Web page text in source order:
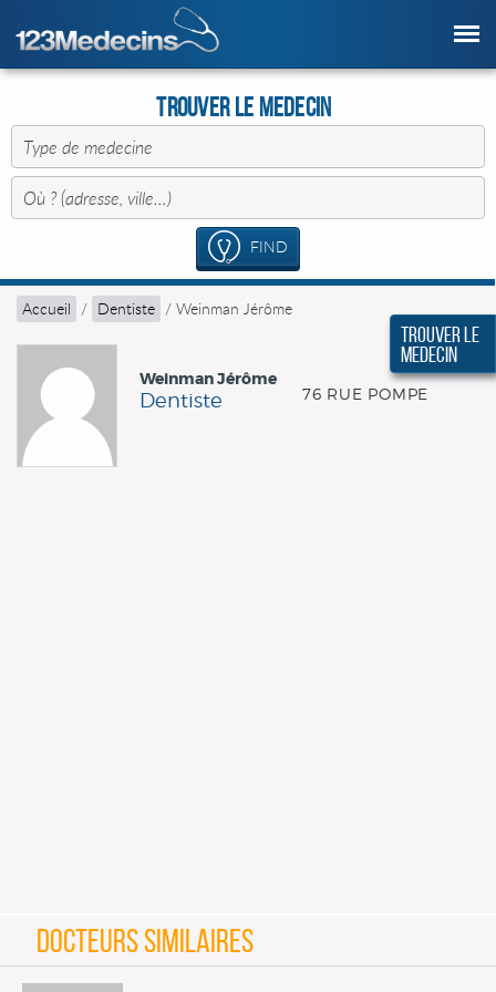
Trouver le Medecin
FIND
Accueil / Dentiste / Weinman Jérôme
Weinman Jérôme
Dentiste 76 RUE POMPE
DOCTEURS SIMILAIRES
Trouver le
Medecin